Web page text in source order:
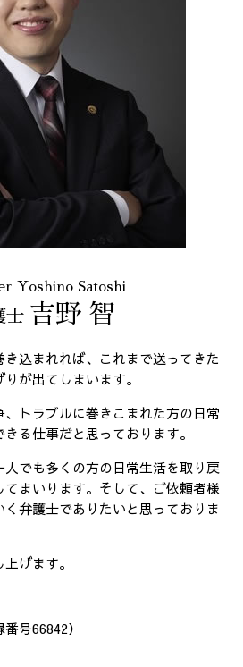
Yoshino Satoshi
士 吉野 智
込まれれば、これまで送ってきた
が出てしまいます。
トラブルに巻きこまれた方の日常
る仕事だと思っております。
でも多くの方の日常生活を取り戻
まいります。そして、ご依頼者様
弁護士でありたいと思っておりま
げます。
号66842）